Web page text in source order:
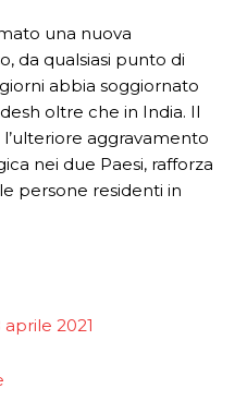
una nuova
da qualsiasi punto di
abbia soggiornato
oltre che in India. Il
aggravamento
nei due Paesi, rafforza
persone residenti in
2021